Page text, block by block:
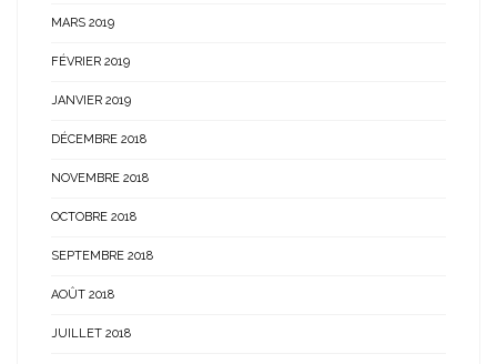
MARS 2019
FÉVRIER 2019
JANVIER 2019
DÉCEMBRE 2018
NOVEMBRE 2018
OCTOBRE 2018
SEPTEMBRE 2018
AOÛT 2018
JUILLET 2018